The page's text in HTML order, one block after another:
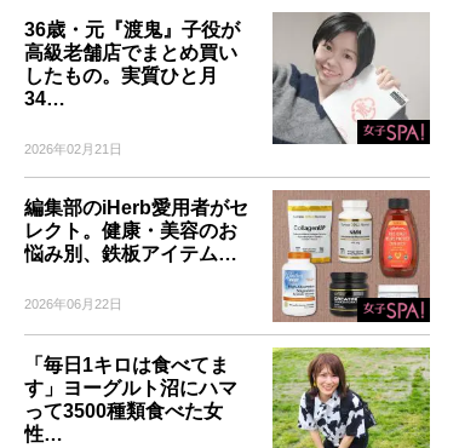
36歳・元『渡鬼』子役が
高級老舗店でまとめ買い
したもの。実質ひと月
34…
2026年02月21日
編集部のiHerb愛用者がセ
レクト。健康・美容のお
悩み別、鉄板アイテム…
2026年06月22日
「毎日1キロは食べてま
す」ヨーグルト沼にハマ
って3500種類食べた女
性…